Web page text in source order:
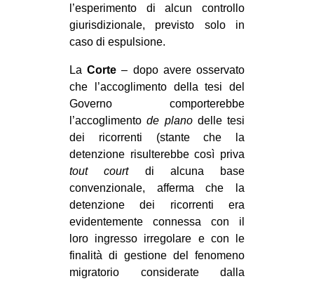
l’esperimento di alcun controllo
giurisdizionale, previsto solo in
caso di espulsione.
LaCorte – dopo avere osservato
che l’accoglimento della tesi del
Governo comporterebbe
l’accoglimentode planodelle tesi
dei ricorrenti (stante che la
detenzione risulterebbe così priva
tout courtdi alcuna base
convenzionale, afferma che la
detenzione dei ricorrenti era
evidentemente connessa con il
loro ingresso irregolare e con le
finalità di gestione del fenomeno
migratorio considerate dalla